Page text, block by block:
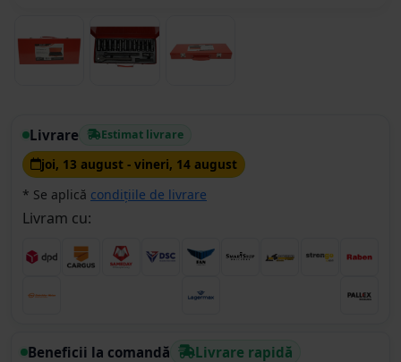
Livrare Estimat livrare
joi, 13 august - vineri, 14 august
* Se aplică condițiile de livrare
Livram cu:
Beneficii la comandă Livrare rapidă